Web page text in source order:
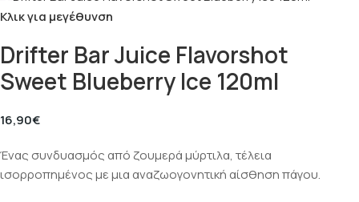
Κλικ για μεγέθυνση
Drifter Bar Juice Flavorshot
Sweet Blueberry Ice 120ml
16,90€
Ένας συνδυασμός από ζουμερά μύρτιλα, τέλεια
ισορροπημένος με μια αναζωογονητική αίσθηση πάγου.